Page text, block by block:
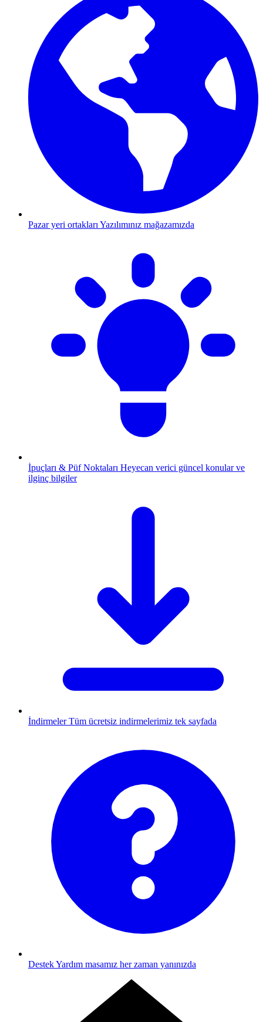
Pazar yeri ortakları Yazılımınız mağazamızda
İpuçları & Püf Noktaları Heyecan verici güncel konular ve
ilginç bilgiler
İndirmeler Tüm ücretsiz indirmelerimiz tek sayfada
DestekYardım masamız her zaman yanınızda